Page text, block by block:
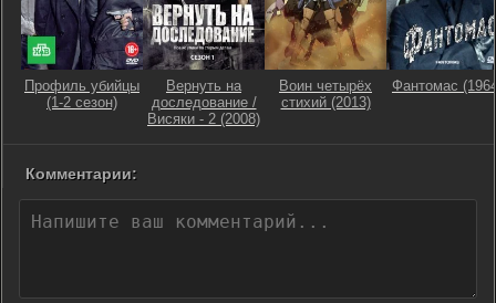
Профиль убийцы
(1-2 сезон)
Вернуть на
доследование /
Висяки - 2 (2008)
Воин четырёх
стихий (2013)
Фантомас
Комментарии: